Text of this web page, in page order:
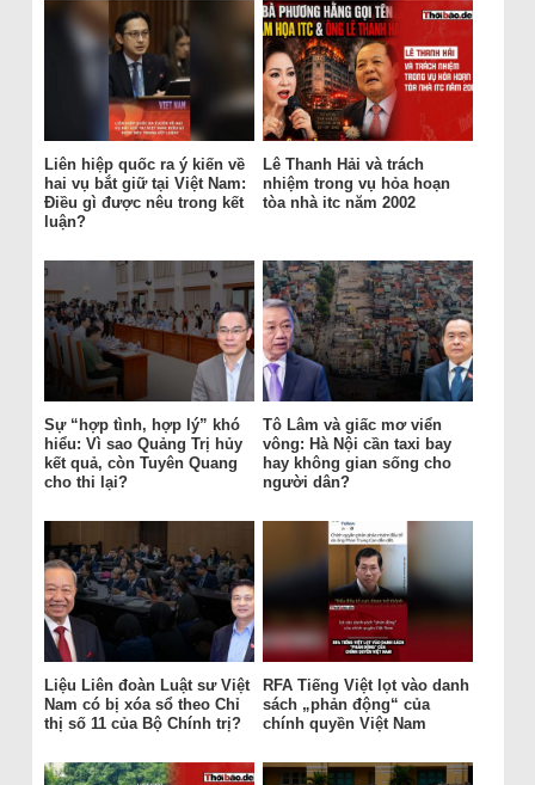
Liên hiệp quốc ra ý kiến về
hai vụ bắt giữ tại Việt Nam:
Điều gì được nêu trong kết
luận?
Lê Thanh Hải và trách
nhiệm trong vụ hỏa hoạn
tòa nhà itc năm 2002
Sự “hợp tình, hợp lý” khó
hiểu: Vì sao Quảng Trị hủy
kết quả, còn Tuyên Quang
cho thi lại?
Tô Lâm và giấc mơ viển
vông: Hà Nội cần taxi bay
hay không gian sống cho
người dân?
Liệu Liên đoàn Luật sư Việt
Nam có bị xóa sổ theo Chỉ
thị số 11 của Bộ Chính trị?
RFA Tiếng Việt lọt vào danh
sách „phản động“ của
chính quyền Việt Nam